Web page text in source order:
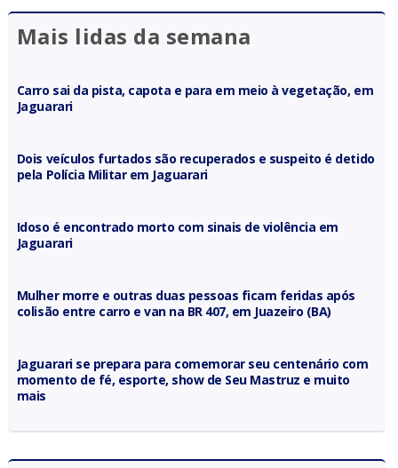
Mais lidas da semana
Carro sai da pista, capota e para em meio à vegetação, em
Jaguarari
Dois veículos furtados são recuperados e suspeito é detido
pela Polícia Militar em Jaguarari
Idoso é encontrado morto com sinais de violência em
Jaguarari
Mulher morre e outras duas pessoas ficam feridas após
colisão entre carro e van na BR 407, em Juazeiro (BA)
Jaguarari se prepara para comemorar seu centenário com
momento de fé, esporte, show de Seu Mastruz e muito
mais